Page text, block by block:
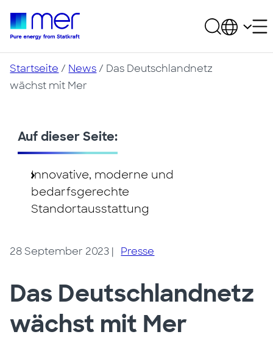
Startseite / News / Das Deutschlandnetz
wächst mit Mer
Auf dieser Seite:
Innovative, moderne und
bedarfsgerechte
Standortausstattung
28 September 2023 | Presse
Das Deutschlandnetz
wächst mit Mer